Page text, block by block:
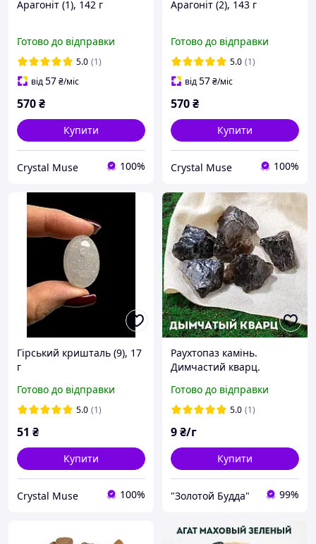
Арагоніт (1), 142 г
Готово до відправки
5.0 (1)
від57₴/міс
570₴
Купити
Crystal Muse 100%
Арагоніт (2), 143 г
Готово до відправки
5.0 (1)
від57₴/міс
570₴
Купити
Crystal Muse 100%
Гірський кришталь (9), 17
г
Готово до відправки
5.0 (1)
51 ₴
Купити
Crystal Muse 100%
Раухтопаз камінь.
Димчастий кварц.
Готово до відправки
5.0 (1)
9₴/г
Купити
"Золотой Будда" 99%